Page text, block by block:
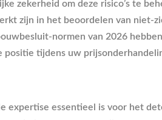
zekerheid om deze risico’s te
zijn in het beoordelen van niet-
normen van 2026
tijdens uw
expertise essentieel is voor het